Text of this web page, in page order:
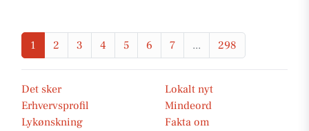
1 2 3 4 5 6 7 ... 298
Det sker
Lokalt nyt
Erhvervsprofil
Mindeord
Lykønskning
Fakta om